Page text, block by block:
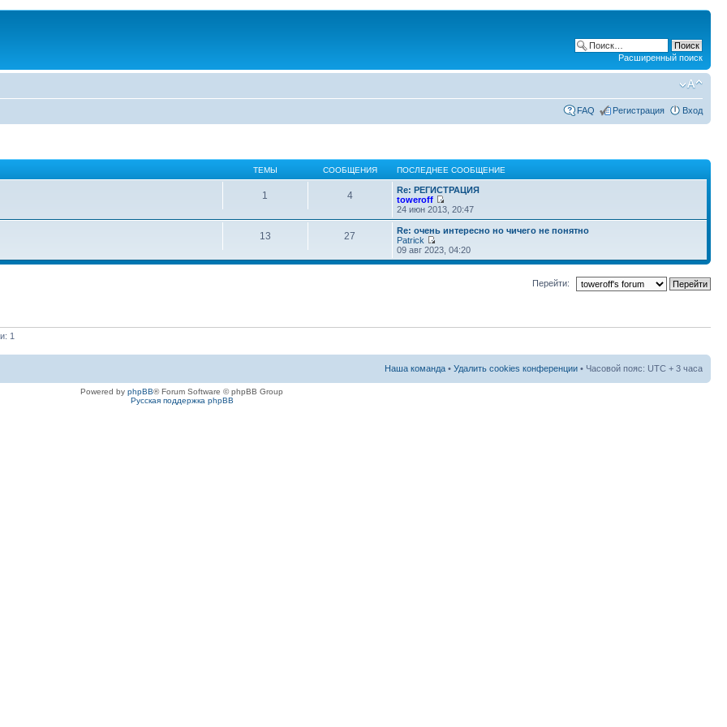
Расширенный поиск
FAQ Регистрация Вход
ТЕМЫ СООБЩЕНИЯ ПОСЛЕДНЕЕ СООБЩЕНИЕ
1 4
Re: РЕГИСТРАЦИЯ
toweroff
24 июн 2013, 20:47
13 27
Re: очень интересно но чичего не понятно
Patrick
09 авг 2023, 04:20
Перейти:
1
Наша команда • Удалить cookies конференции • Часовой пояс: UTC + 3 часа
Powered by phpBB® Forum Software © phpBB Group
Русская поддержка phpBB